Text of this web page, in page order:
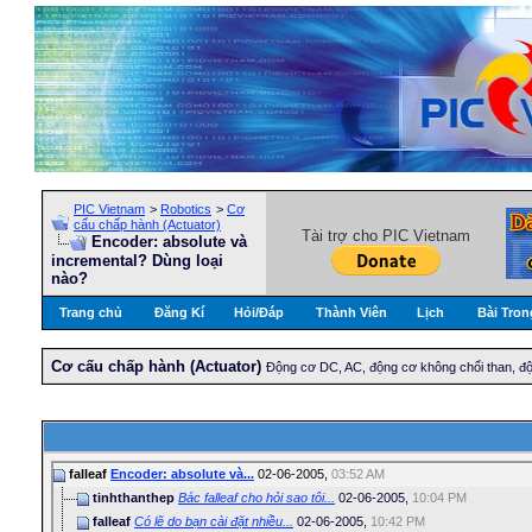
PIC Vietnam > Robotics > Cơ
cấu chấp hành (Actuator)
Encoder: absolute và
incremental? Dùng loại
nào?
Tài trợ cho PIC Vietnam
Trang chủ Đăng Kí Hỏi/Ðáp Thành Viên Lịch Bài
Cơ cấu chấp hành (Actuator) Động cơ DC, AC, động cơ không chổi than,
falleaf Encoder: absolute và... 02-06-2005, 03:52 AM
tinhthanthep Bác falleaf cho hỏi sao tôi... 02-06-2005, 10:04 PM
falleaf Có lẽ do bạn cài đặt nhiều... 02-06-2005, 10:42 PM